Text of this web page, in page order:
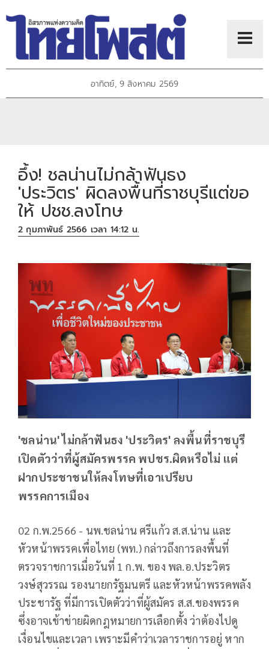
อาทิตย์, 9 สิงหาคม 2569
อึ้ง! ชลน่านไม่กล้าฟันธง
'ประวิตร' ผิดลงพื้นที่ราชบุรีแต่ขอ
ให้ ปชช.ลงโทษ
2 กุมภาพันธ์ 2566 เวลา 14:12 น.
'ชลน่าน' ไม่กล้าฟันธง 'ประวิตร' ลงพื้นที่ราชบุรี
เปิดตัวว่าที่ผู้สมัครพรรค พปชร.ผิดหรือไม่ แต่
ฝากประชาชนให้ลงโทษที่เอาเปรียบ
พรรคการเมือง
02 ก.พ.2566 - นพ.ชลน่าน ศรีแก้ว ส.ส.น่าน และ
หัวหน้าพรรคเพื่อไทย (พท.) กล่าวถึงการลงพื้นที่
ตรวจราชการเมื่อวันที่ 1 ก.พ. ของ พล.อ.ประวิตร
วงษ์สุวรรณ รองนายกรัฐมนตรี และหัวหน้าพรรคพลัง
ประชารัฐ ที่มีการเปิดตัวว่าที่ผู้สมัคร ส.ส.ของพรรค
ซึ่งอาจเข้าข่ายผิดกฎหมายการเลือกตั้ง ว่าต้องไปดู
เงื่อนไขและเวลา เพราะมีคำว่าเวลาราชการอยู่ หาก